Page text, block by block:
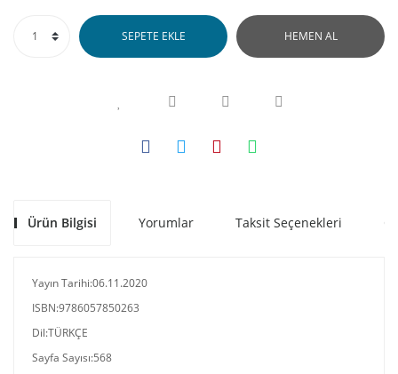
SEPETE EKLE HEMEN AL
Ürün Bilgisi Yorumlar Taksit Seçenekleri
Yayın Tarihi:06.11.2020
ISBN:9786057850263
Dil:TÜRKÇE
Sayfa Sayısı:568